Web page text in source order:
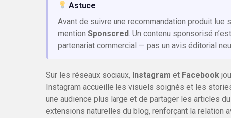
Astuce
Avant de suivre une recommandation produit lue
mention Sponsored . Un contenu sponsorisé
partenariat commercial — pas un avis éditorial
Sur les réseaux sociaux, Instagram et Facebook
Instagram accueille les visuels soignés et les
une audience plus large et de partager les articles
extensions naturelles du blog, renforçant la relation